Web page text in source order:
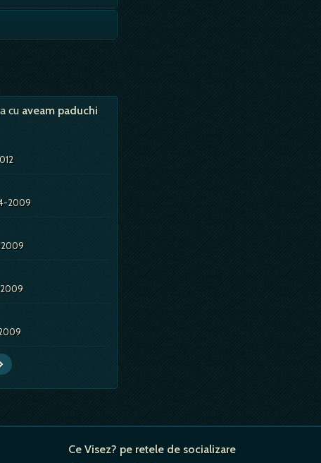
- daca sarea e
de vise ~ Jumari de oua
cu aveam paduchi
2009
Ce Visez? pe retele de socializare